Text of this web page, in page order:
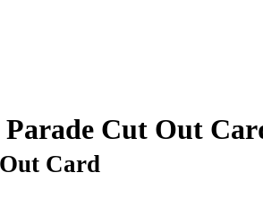
Cut Out
Card